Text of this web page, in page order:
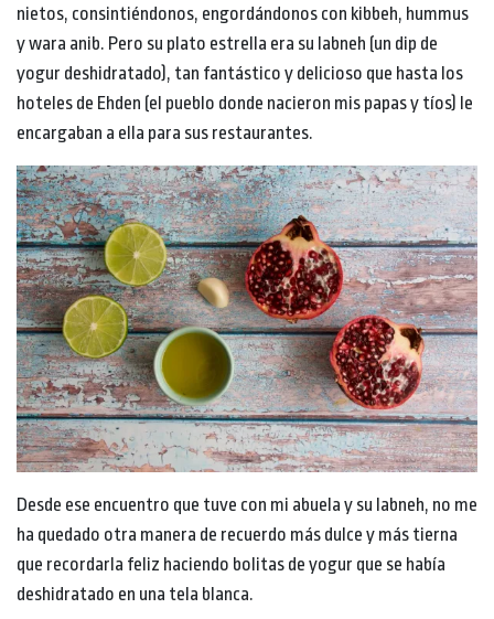
nietos, consintiéndonos, engordándonos con kibbeh, hummus
y wara anib. Pero su plato estrella era su labneh (un dip de
yogur deshidratado), tan fantástico y delicioso que hasta los
hoteles de Ehden (el pueblo donde nacieron mis papas y tíos) le
encargaban a ella para sus restaurantes.
Desde ese encuentro que tuve con mi abuela y su labneh, no me
ha quedado otra manera de recuerdo más dulce y más tierna
que recordarla feliz haciendo bolitas de yogur que se había
deshidratado en una tela blanca.